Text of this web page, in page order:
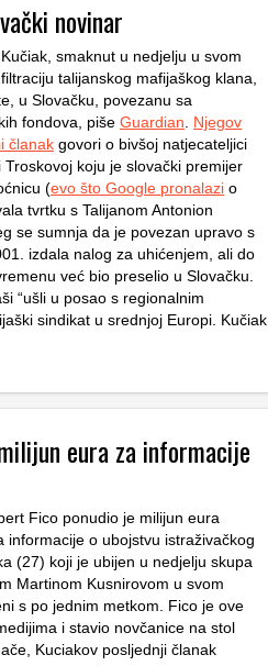
novinar
smaknut u nedjelju u svom
talijanskog mafijaškog klana,
u Slovačku, povezanu sa
fondova, piše Guardian
Njegov
članak govori o bivšoj natjecateljici
koju je slovački premijer
(evo što Google pronalazi o
tvrtku s Talijanom Antonion
se sumnja da je povezan upravo s
izdala nalog za uhićenjem, ali do
već bio preselio u Slovačku.
“ušli u posao s regionalnim
sindikat u srednjoj Europi. Kučiak
eura za informacije
Fico ponudio je milijun eura
informacije o ubojstvu istraživačkog
(27) koji je ubijen u nedjelju skupa
Martinom Kusnirovom u svom
s po jednim metkom. Fico je ove
i stavio novčanice na stol
Kuciakov posljednji članak